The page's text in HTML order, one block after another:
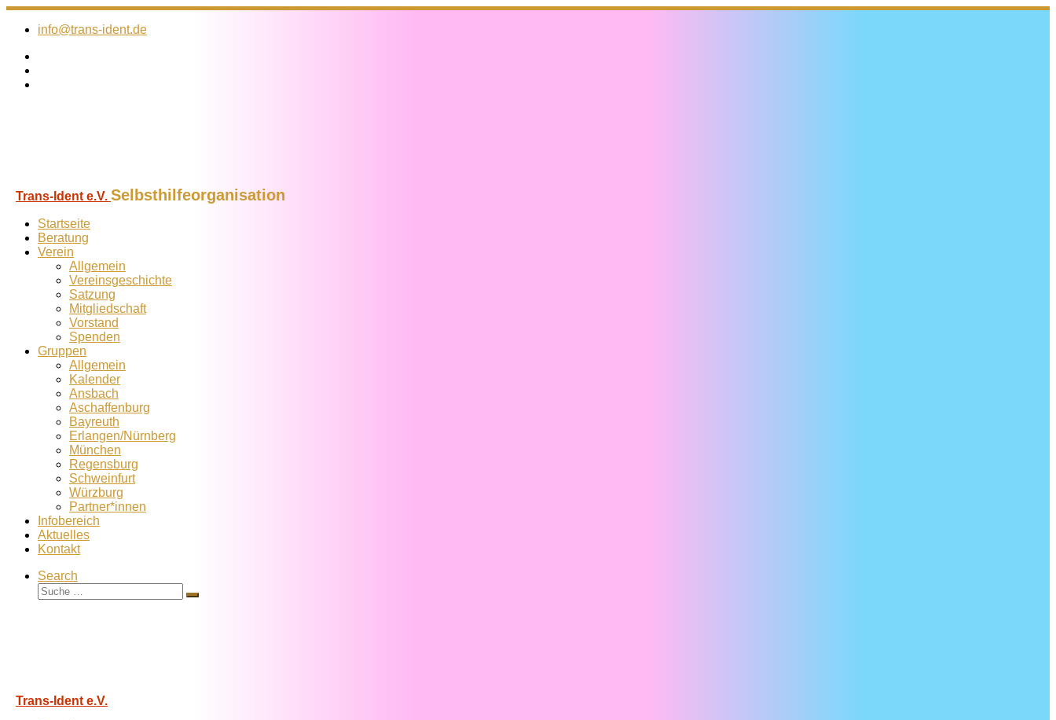
Zum
Inhalt
info@trans-ident.de
Trans-Ident e.V. Selbsthilfeorganisation
Startseite
Beratung
Verein
Allgemein
Vereins­geschichte
Satzung
Mitglied­schaft
Vorstand
Spenden
Gruppen
Allgemein
Kalender
Ansbach
Aschaffenburg
Bayreuth
Erlangen/Nürnberg
München
Regensburg
Schweinfurt
Würzburg
Partner*innen
Infobereich
Aktuelles
Kontakt
Search
Suche
Suche
Trans-Ident e.V.